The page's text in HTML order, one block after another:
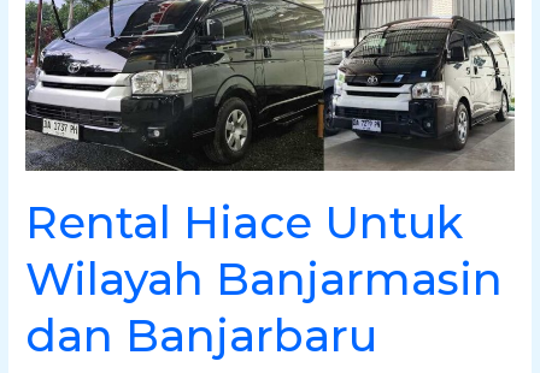
Rental Hiace Untuk
Wilayah Banjarmasin
dan Banjarbaru
Banjarbaru